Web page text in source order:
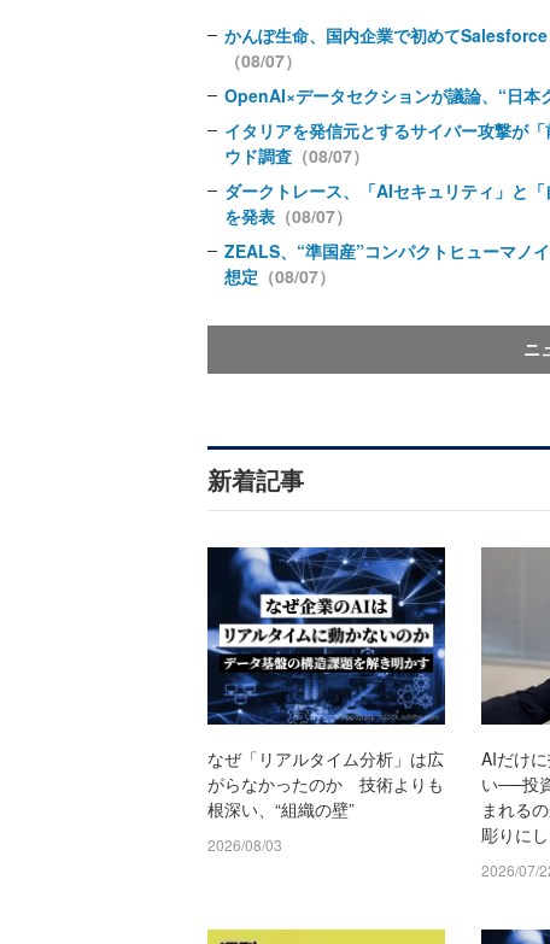
かんぽ生命、国内企業で初めて
（08/07）
OpenAI×データセクションが議論、“日本
イタリアを発信元とするサイバー攻撃が
ウド調査 （08/07）
ダークトレース、「AIセキュリティ」と
を発表 （08/07）
ZEALS、“準国産”コンパクトヒューマノ
想定 （08/07）
ニ
新着記事
なぜ「リアルタイム分析」は広
がらなかったのか 技術よりも
根深い、“組織の壁”
2026/08/03
AIだけ
い──投
まれる
彫りに
2026/07/